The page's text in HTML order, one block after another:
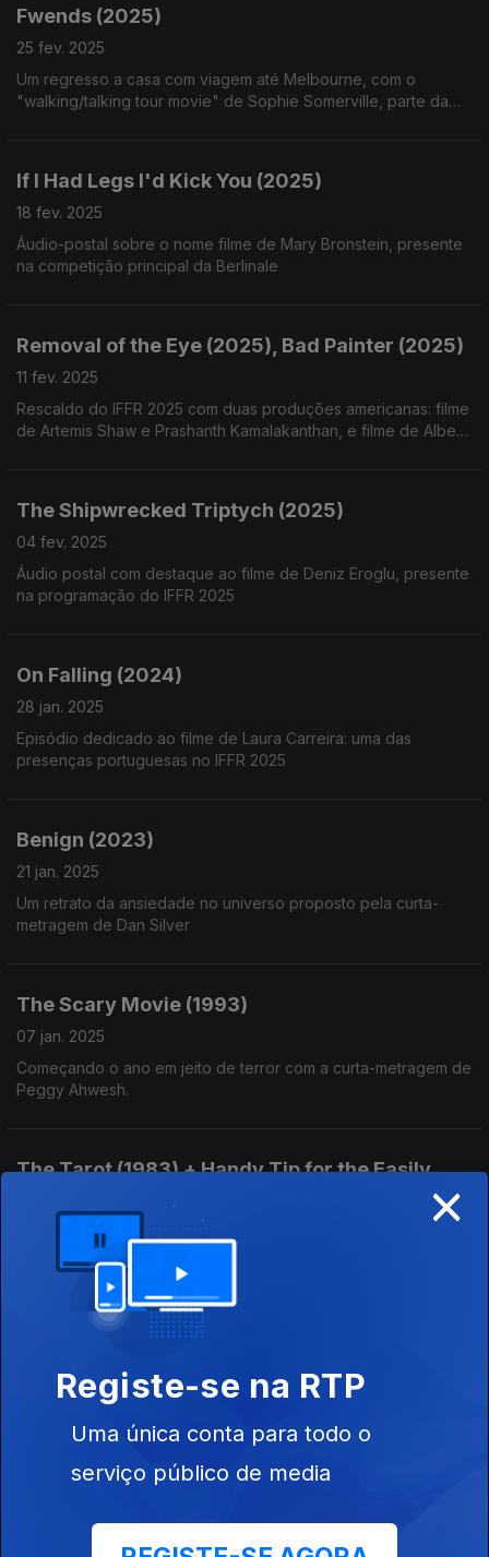
Fwends (2025)
25 fev. 2025
Um regresso a casa com viagem até Melbourne, com o
"walking/talking tour movie" de Sophie Somerville, parte da
If I Had Legs I'd Kick You (2025)
18 fev. 2025
Áudio-postal sobre o nome filme de Mary Bronstein, presente
na competição principal da Berlinale
Removal of the Eye (2025), Bad Painter (2025)
11 fev. 2025
Rescaldo do IFFR 2025 com duas produções americanas: filme
de Artemis Shaw e Prashanth Kamalakanthan, e filme de Albert
The Shipwrecked Triptych (2025)
04 fev. 2025
Áudio postal com destaque ao filme de Deniz Eroglu, presente
na programação do IFFR 2025
On Falling (2024)
28 jan. 2025
Episódio dedicado ao filme de Laura Carreira: uma das
presenças portuguesas no IFFR 2025
Benign (2023)
21 jan. 2025
Um retrato da ansiedade no universo proposto pela curta-
metragem de Dan Silver
The Scary Movie (1993)
07 jan. 2025
Começando o ano em jeito de terror com a curta-metragem de
Peggy Ahwesh.
The Tarot (1983) + Handy Tip for the Easily
31 dez. 2024
Último dia de 2024 com apontamento para diferentes
resoluções: um destino a se (re)definir, com a curta de Lynne
Sachs, e um destino a domar, com a curta de Miranda July.
24 dez. 2024
Filme de Sergei Parajanov em destaque no fecho do ano.
17 dez. 2024
×
Registe-se na RTP
Uma única conta para todo o
serviço público de media